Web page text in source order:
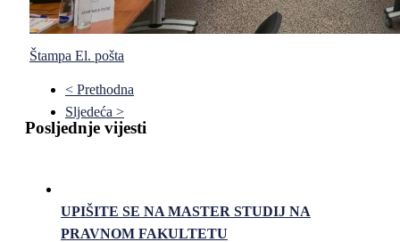
Štampa El. pošta
< Prethodna
Sljedeća >
Posljednje vijesti
UPIŠITE SE NA MASTER STUDIJ NA
PRAVNOM FAKULTETU